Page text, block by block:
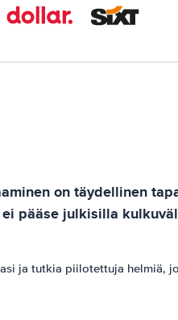
on täydellinen
pääse julkisilla
ja tutkia piilotettuja helmiä,